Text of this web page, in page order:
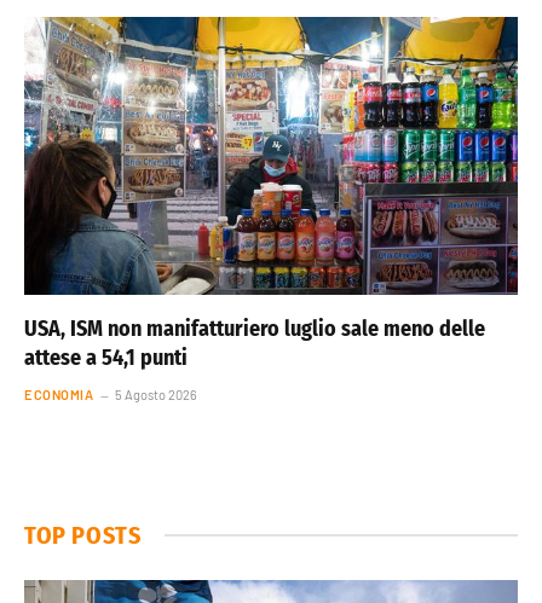
USA, ISM non manifatturiero luglio sale meno delle
attese a 54,1 punti
ECONOMIA 5 Agosto 2026
TOP POSTS